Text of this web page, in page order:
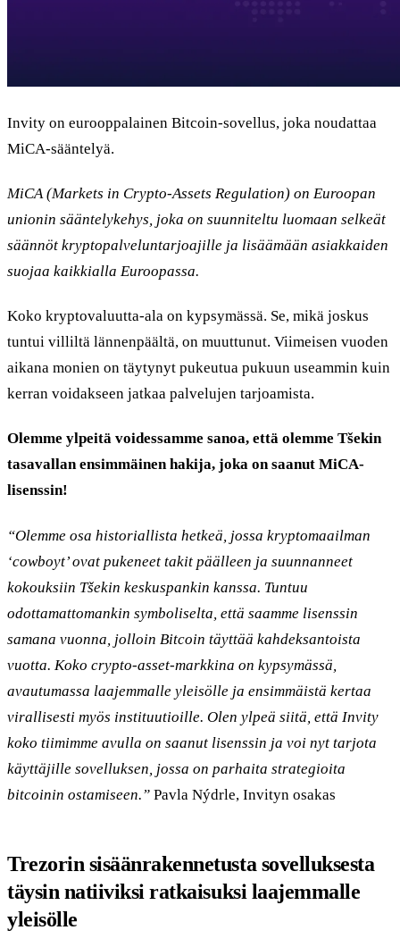
Invity on eurooppalainen Bitcoin-sovellus, joka noudattaa
MiCA-sääntelyä.
MiCA (Markets in Crypto-Assets Regulation) on Euroopan
unionin sääntelykehys, joka on suunniteltu luomaan selkeät
säännöt kryptopalveluntarjoajille ja lisäämään asiakkaiden
suojaa kaikkialla Euroopassa.
Koko kryptovaluutta-ala on kypsymässä. Se, mikä joskus
tuntui villiltä lännenpäältä, on muuttunut. Viimeisen vuoden
aikana monien on täytynyt pukeutua pukuun useammin kuin
kerran voidakseen jatkaa palvelujen tarjoamista.
Olemme ylpeitä voidessamme sanoa, että olemme Tšekin
tasavallan ensimmäinen hakija, joka on saanut MiCA-
lisenssin!
“Olemme osa historiallista hetkeä, jossa kryptomaailman
‘cowboyt’ ovat pukeneet takit päälleen ja suunnanneet
kokouksiin Tšekin keskuspankin kanssa. Tuntuu
odottamattomankin symboliselta, että saamme lisenssin
samana vuonna, jolloin Bitcoin täyttää kahdeksantoista
vuotta. Koko crypto-asset-markkina on kypsymässä,
avautumassa laajemmalle yleisölle ja ensimmäistä kertaa
virallisesti myös instituutioille. Olen ylpeä siitä, että Invity
koko tiimimme avulla on saanut lisenssin ja voi nyt tarjota
käyttäjille sovelluksen, jossa on parhaita strategioita
bitcoinin ostamiseen.” Pavla Nýdrle, Invityn osakas
Trezorin sisäänrakennetusta sovelluksesta
täysin natiiviksi ratkaisuksi laajemmalle
yleisölle